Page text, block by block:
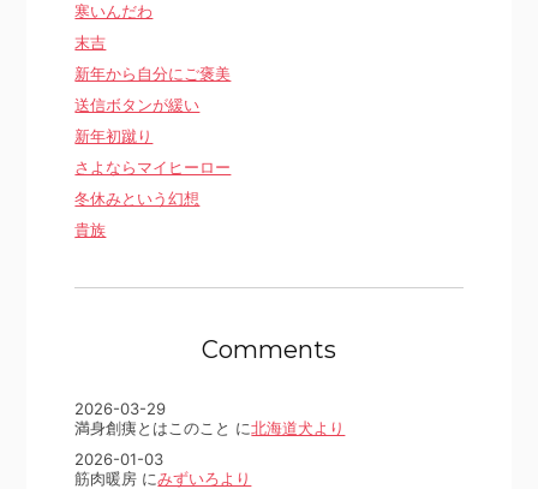
寒いんだわ
末吉
新年から自分にご褒美
送信ボタンが緩い
新年初蹴り
さよならマイヒーロー
冬休みという幻想
貴族
Comments
2026-03-29
満身創痍とはこのこと に北海道犬より
2026-01-03
筋肉暖房 にみずいろより